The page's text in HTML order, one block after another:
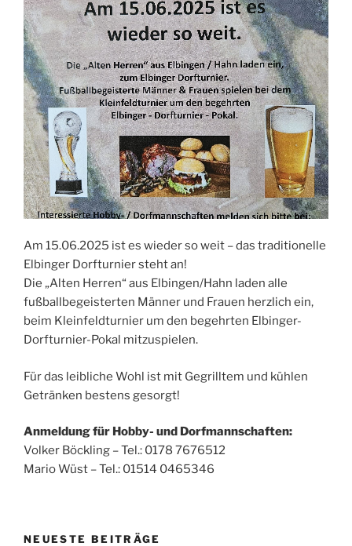
Am 15.06.2025 ist es wieder so weit – das traditionelle
Elbinger Dorfturnier steht an!
Die „Alten Herren“ aus Elbingen/Hahn laden alle
fußballbegeisterten Männer und Frauen herzlich ein,
beim Kleinfeldturnier um den begehrten Elbinger-
Dorfturnier-Pokal mitzuspielen.
Für das leibliche Wohl ist mit Gegrilltem und kühlen
Getränken bestens gesorgt!
Anmeldung für Hobby- und Dorfmannschaften:
Volker Böckling – Tel.: 0178 7676512
Mario Wüst – Tel.: 01514 0465346
NEUESTE BEITRÄGE